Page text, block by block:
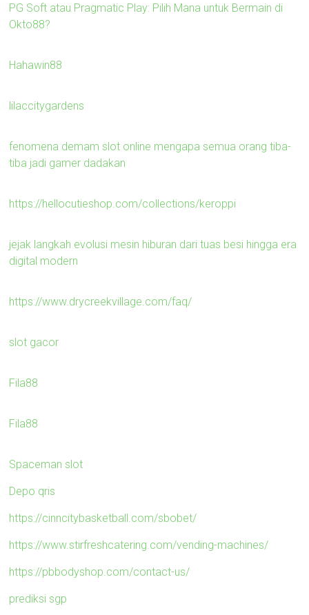
PG Soft atau Pragmatic Play: Pilih Mana untuk Bermain di
Okto88?
Hahawin88
lilaccitygardens
fenomena demam slot online mengapa semua orang tiba-
tiba jadi gamer dadakan
https://hellocutieshop.com/collections/keroppi
jejak langkah evolusi mesin hiburan dari tuas besi hingga era
digital modern
https://www.drycreekvillage.com/faq/
slot gacor
Fila88
Fila88
Spaceman slot
Depo qris
https://cinncitybasketball.com/sbobet/
https://www.stirfreshcatering.com/vending-machines/
https://pbbodyshop.com/contact-us/
prediksi sgp